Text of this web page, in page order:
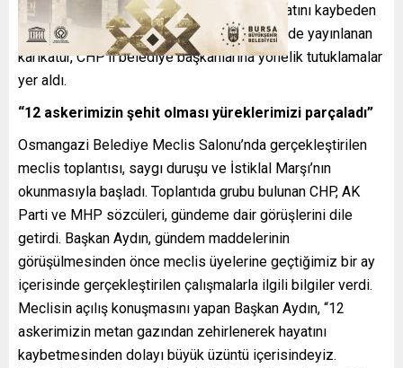
sırasında metan gazına maruz kalan ve hayatını kaybeden
12 asker, orman yangınları, Leman Dergisi’nde yayınlanan
karikatür, CHP’li belediye başkanlarına yönelik tutuklamalar
yer aldı.
“12 askerimizin şehit olması yüreklerimizi parçaladı”
Osmangazi Belediye Meclis Salonu’nda gerçekleştirilen
meclis toplantısı, saygı duruşu ve İstiklal Marşı’nın
okunmasıyla başladı. Toplantıda grubu bulunan CHP, AK
Parti ve MHP sözcüleri, gündeme dair görüşlerini dile
getirdi. Başkan Aydın, gündem maddelerinin
görüşülmesinden önce meclis üyelerine geçtiğimiz bir ay
içerisinde gerçekleştirilen çalışmalarla ilgili bilgiler verdi.
Meclisin açılış konuşmasını yapan Başkan Aydın, “12
askerimizin metan gazından zehirlenerek hayatını
kaybetmesinden dolayı büyük üzüntü içerisindeyiz.